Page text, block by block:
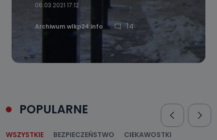
06.03.2021 17:12
Archiwum wlkp24.info 14
POPULARNE
WSZYSTKIE BEZPIECZEŃSTWO
CIEKAWOSTKI